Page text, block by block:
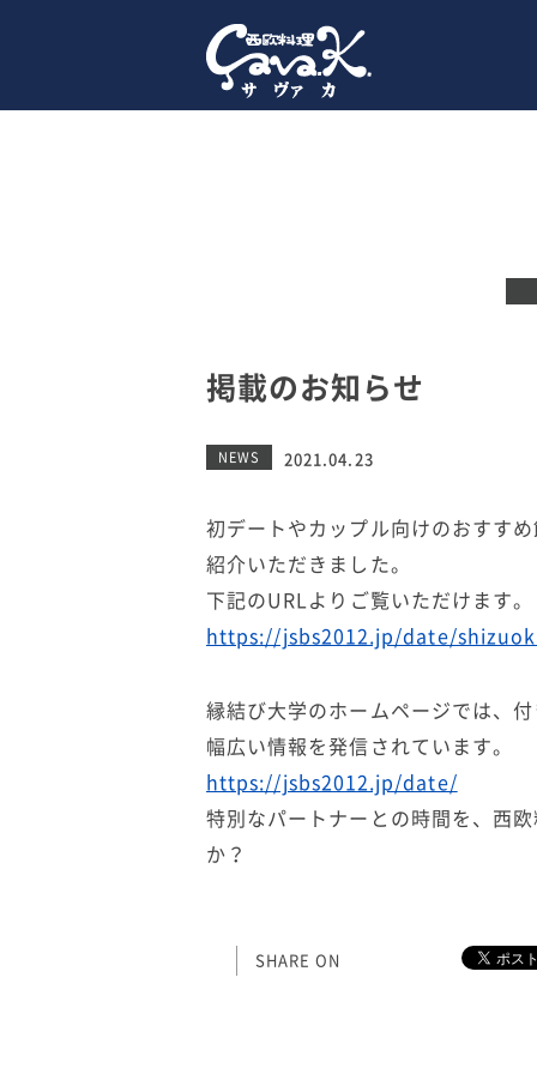
掲載のお知らせ
NEWS 2021.04.23
初デートやカップル向けのおすす
紹介いただきました。
下記のURLよりご覧いただけます。
https://jsbs2012.jp/date/
縁結び大学のホームページでは、
幅広い情報を発信されています。
https://jsbs2012.jp/date/
特別なパートナーとの時間を、西
か？
SHARE ON